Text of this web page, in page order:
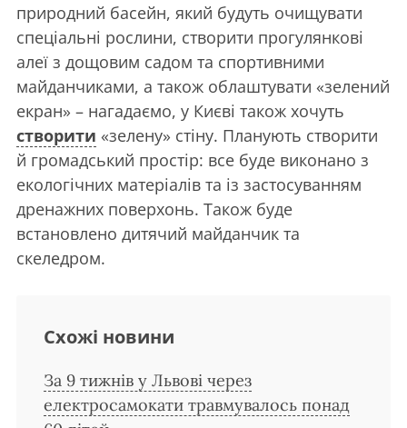
природний басейн, який будуть очищувати
спеціальні рослини, створити прогулянкові
алеї з дощовим садом та спортивними
майданчиками, а також облаштувати «зелений
екран» – нагадаємо, у Києві також хочуть
створити «зелену» стіну. Планують створити
й громадський простір: все буде виконано з
екологічних матеріалів та із застосуванням
дренажних поверхонь. Також буде
встановлено дитячий майданчик та
скеледром.
Схожі новини
За 9 тижнів у Львові через
електросамокати травмувалось понад